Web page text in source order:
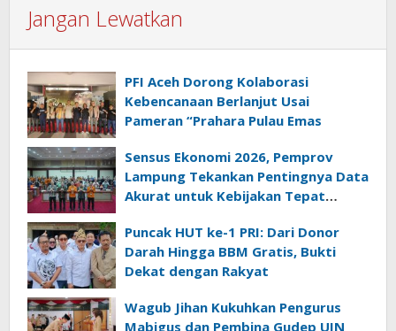
Jangan Lewatkan
PFI Aceh Dorong Kolaborasi
Kebencanaan Berlanjut Usai
Pameran “Prahara Pulau Emas
Sensus Ekonomi 2026, Pemprov
Lampung Tekankan Pentingnya Data
Akurat untuk Kebijakan Tepat
Puncak HUT ke-1 PRI: Dari Donor
Darah Hingga BBM Gratis, Bukti
Dekat dengan Rakyat
Wagub Jihan Kukuhkan Pengurus
Mabigus dan Pembina Gudep UIN